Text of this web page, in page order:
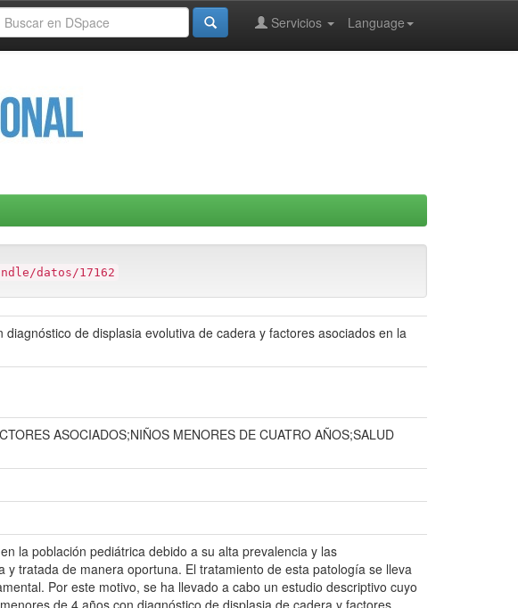
Language
Servicios
datos/17162
de displasia evolutiva de cadera y factores asociados en la
ASOCIADOS;NIÑOS MENORES DE CUATRO AÑOS;SALUD
la población pediátrica debido a su alta prevalencia y las
tratada de manera oportuna. El tratamiento de esta patología se lleva
Por este motivo, se ha llevado a cabo un estudio descriptivo cuyo
de 4 años con diagnóstico de displasia de cadera y factores